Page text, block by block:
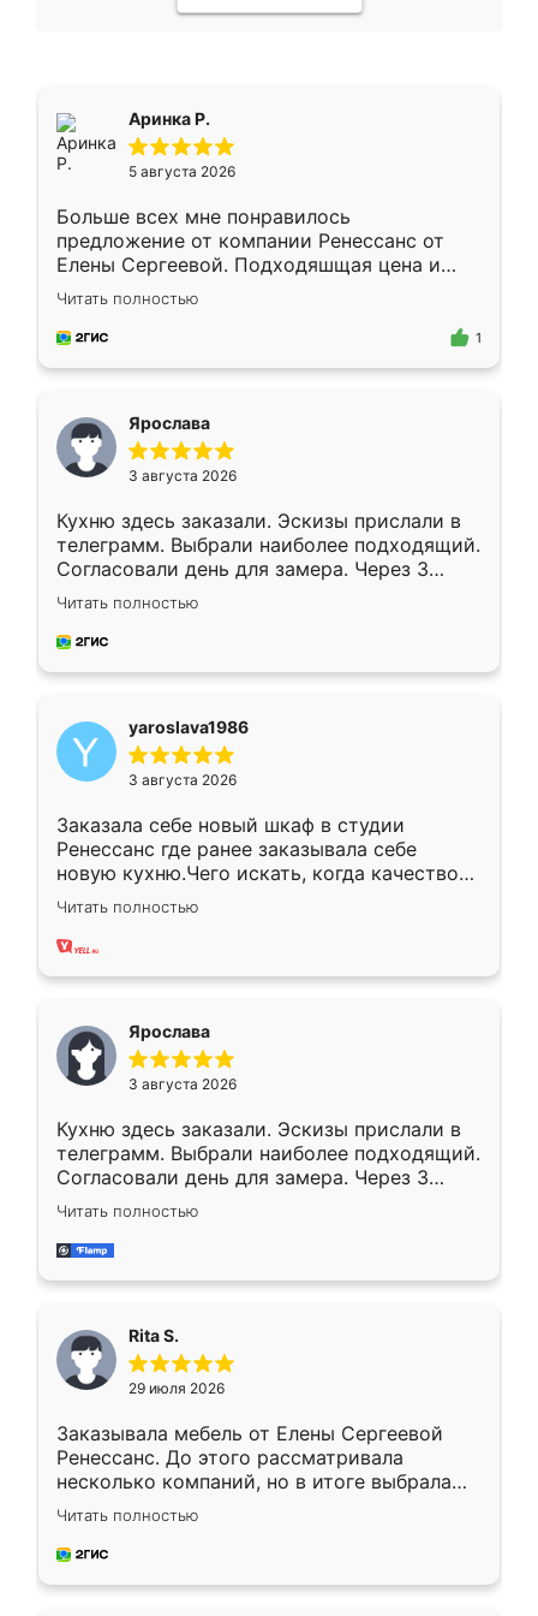
Аринка Р.
5 августа 2026
Больше всех мне понравилось
предложение от компании Ренессанс от
Елены Сергеевой. Подходяшщая цена и
короткие сроки изготовления. Приехавший
для замера сотрудник Владислав
предложил по моему эскизу самый
Читать полностью
1
Ярослава
3 августа 2026
Кухню здесь заказали. Эскизы прислали в
телеграмм. Выбрали наиболее подходящий.
Согласовали день для замера. Через 3
недели кухня была уже готова. Остались
довольны работой. Спасибо Ренессанс
мебель за качественную работу!
Читать полностью
yaroslava1986
3 августа 2026
Заказала себе новый шкаф в студии
Ренессанс где ранее заказывала себе
новую кухню.Чего искать, когда качеством
вполне довольна. Служит кухня уже почти
два года, нареканий нет.
Читать полностью
Ярослава
3 августа 2026
Кухню здесь заказали. Эскизы прислали в
телеграмм. Выбрали наиболее подходящий.
Согласовали день для замера. Через 3
недели кухня была уже готова. Остались
довольны работой. Спасибо Ренессанс
мебель за качественную работу!
Читать полностью
Rita S.
29 июля 2026
Заказывала мебель от Елены Сергеевой
Ренессанс. До этого рассматривала
несколько компаний, но в итоге выбрала
эту. Сначала обговорили условия, потом
приехал замерщик, всё спокойно объяснил
и снял размеры. Изготовили в срок, с
Читать полностью